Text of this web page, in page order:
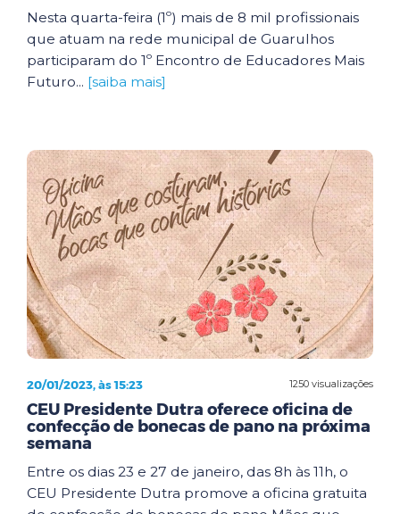
Nesta quarta-feira (1º) mais de 8 mil profissionais
que atuam na rede municipal de Guarulhos
participaram do 1º Encontro de Educadores Mais
Futuro... [saiba mais]
1250 visualizações
20/01/2023, às 15:23
CEU Presidente Dutra oferece oficina de
confecção de bonecas de pano na próxima
semana
Entre os dias 23 e 27 de janeiro, das 8h às 11h, o
CEU Presidente Dutra promove a oficina gratuita